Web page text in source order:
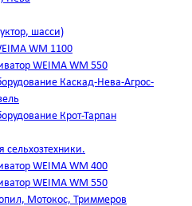
шасси)
WM 1100
WEIMA WM 550
Каскад-Нева-Агрос-
Крот-Тарпан
сельхозтехники.
WEIMA WM 400
WEIMA WM 550
Мотокос, Триммеров